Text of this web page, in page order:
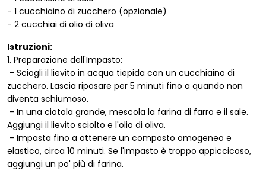
- 1 cucchiaino di zucchero (opzionale)
- 2 cucchiai di olio di oliva
Istruzioni:
1. Preparazione dell'Impasto:
- Sciogli il lievito in acqua tiepida con un cucchiaino di
zucchero. Lascia riposare per 5 minuti fino a quando non
diventa schiumoso.
- In una ciotola grande, mescola la farina di farro e il sale.
Aggiungi il lievito sciolto e l'olio di oliva.
- Impasta fino a ottenere un composto omogeneo e
elastico, circa 10 minuti. Se l'impasto è troppo appiccicoso,
aggiungi un po' più di farina.